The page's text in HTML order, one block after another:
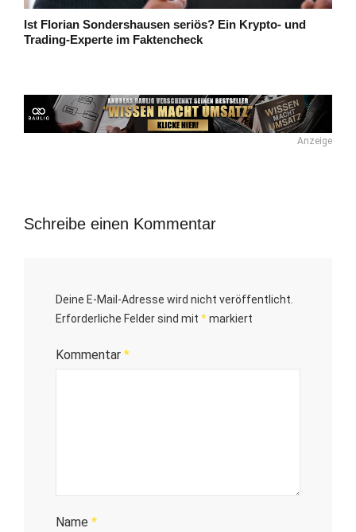
Ist Florian Sondershausen seriös? Ein Krypto- und
Trading-Experte im Faktencheck
Anzeige
Schreibe einen Kommentar
Deine E-Mail-Adresse wird nicht veröffentlicht.
Erforderliche Felder sind mit *markiert
Kommentar *
Name *